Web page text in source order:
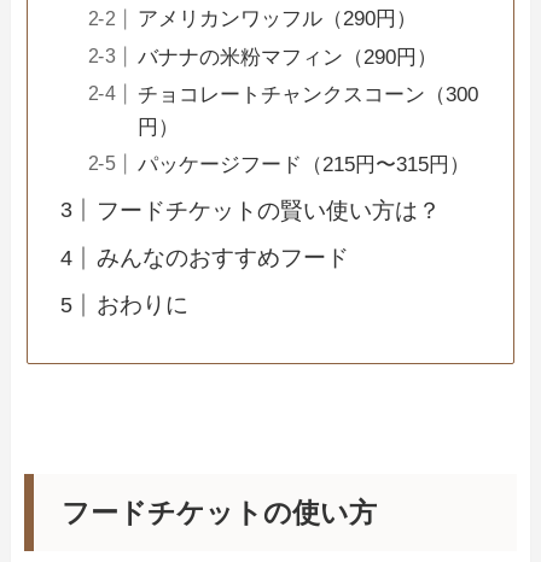
アメリカンワッフル（290円）
バナナの米粉マフィン（290円）
チョコレートチャンクスコーン（300
円）
パッケージフード（215円〜315円）
フードチケットの賢い使い方は？
みんなのおすすめフード
おわりに
フードチケットの使い方